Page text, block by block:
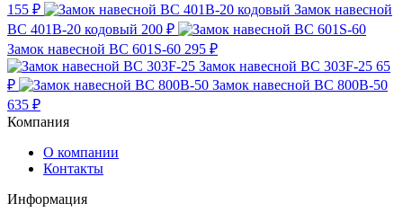
155 ₽
Замок навесной
ВС 401B-20 кодовый 200 ₽
Замок навесной ВС 601S-60 295 ₽
Замок навесной ВС 303F-25 65
₽
Замок навесной ВС 800B-50
635 ₽
Компания
О компании
Контакты
Информация